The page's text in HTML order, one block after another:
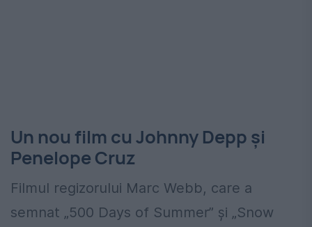
Un nou film cu Johnny Depp şi
Penelope Cruz
Filmul regizorului Marc Webb, care a
semnat „500 Days of Summer” şi „Snow